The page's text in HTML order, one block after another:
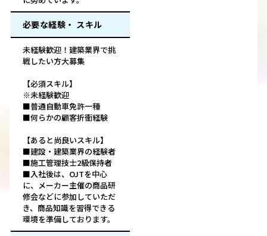
必要な経験・ スキル
未経験歓迎！建築業界で挑
戦したい方大募集
【必須スキル】
※未経験歓迎
■普通自動車免許一種
■何らかの顧客折衝経験
【あると尚良いスキル】
■建設・建築業界の経験者
■施工管理技士2級保持者
■入社後は、OJTを中心
に、メーカー主催の商品研
修会などに参加していただ
き、商品知識を習得できる
環境を準備しております。